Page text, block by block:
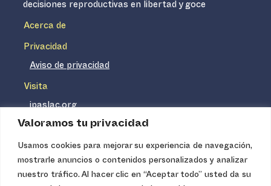
Valoramos tu privacidad
Usamos cookies para mejorar su experiencia de navegación,
mostrarle anuncios o contenidos personalizados y analizar
nuestro tráfico. Al hacer clic en “Aceptar todo” usted da su
decisiones reproductivas en libertad y goce
Acerca de
Privacidad
Aviso de privacidad
Visita
ipaslac.org
ipasmexico.org
Ipas no es un distribuidor de insumos médicos. Nuestros
servicios se concentran, entre otros, en la difusión de